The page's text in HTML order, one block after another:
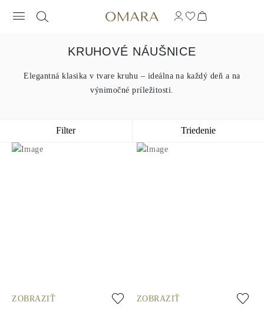
KRUHOVÉ NÁUŠNICE
Elegantná klasika v tvare kruhu – ideálna na každý deň a na
výnimočné príležitosti.
Filter Triedenie
ZOBRAZIŤ ZOBRAZIŤ